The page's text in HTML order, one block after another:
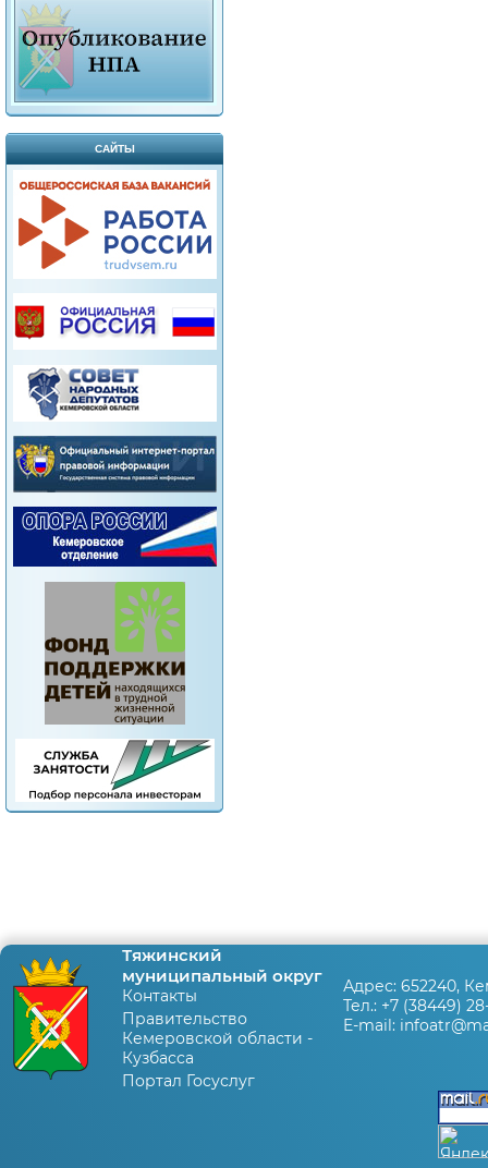
САЙТЫ
Тяжинский
муниципальный округ
Контакты
Правительство
Кемеровской области -
Кузбасса
Портал Госуслуг
Адрес: 652240,
Тел.: +7 (38449)
E-mail: